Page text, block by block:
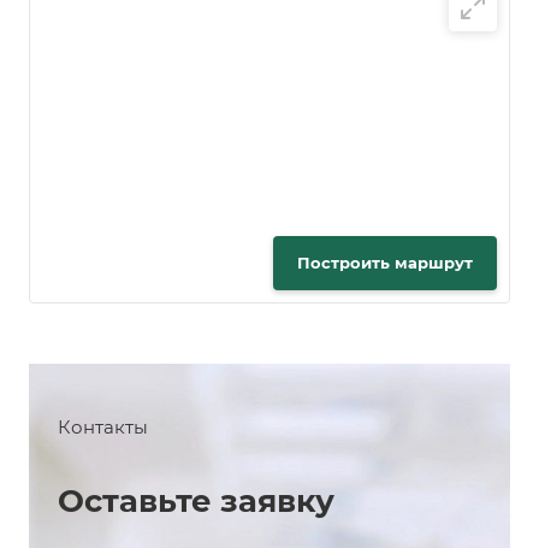
Построить маршрут
Контакты
Оставьте заявку